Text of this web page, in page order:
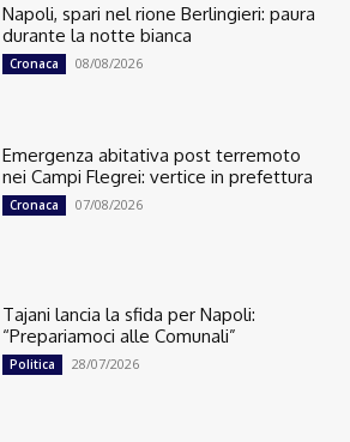
Napoli, spari nel rione Berlingieri: paura
durante la notte bianca
Cronaca 08/08/2026
Emergenza abitativa post terremoto
nei Campi Flegrei: vertice in prefettura
Cronaca 07/08/2026
Tajani lancia la sfida per Napoli:
“Prepariamoci alle Comunali”
Politica 28/07/2026